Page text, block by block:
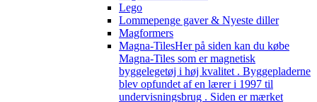
Lego
Lommepenge gaver & Nyeste diller
Magformers
Magna-TilesHer på siden kan du købe
Magna-Tiles som er magnetisk
byggelegetøj i høj kvalitet . Byggepladerne
blev opfundet af en lærer i 1997 til
undervisningsbrug . Siden er mærket